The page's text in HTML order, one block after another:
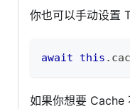
你也可以手动设置
await this .
如果你想要 Cache